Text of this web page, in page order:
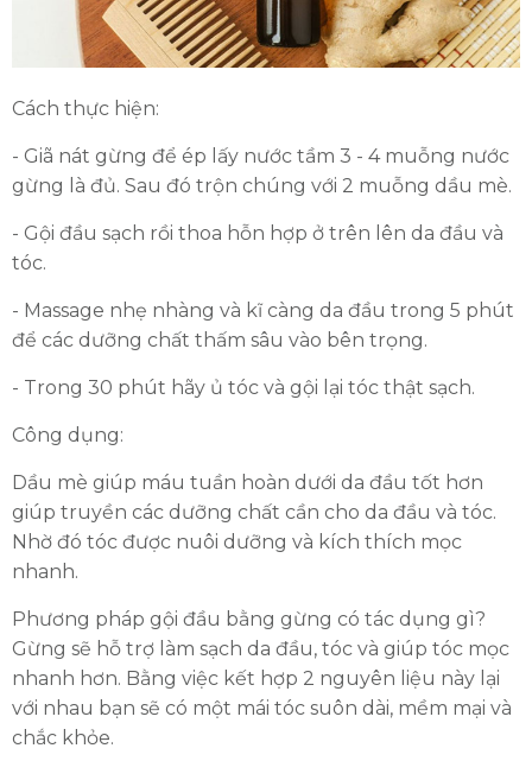
Cách thực hiện:
- Giã nát gừng để ép lấy nước tầm 3 - 4 muỗng nước
gừng là đủ. Sau đó trộn chúng với 2 muỗng dầu mè.
- Gội đầu sạch rồi thoa hỗn hợp ở trên lên da đầu và
tóc.
- Massage nhẹ nhàng và kĩ càng da đầu trong 5 phút
để các dưỡng chất thấm sâu vào bên trọng.
- Trong 30 phút hãy ủ tóc và gội lại tóc thật sạch.
Công dụng:
Dầu mè giúp máu tuần hoàn dưới da đầu tốt hơn
giúp truyền các dưỡng chất cần cho da đầu và tóc.
Nhờ đó tóc được nuôi dưỡng và kích thích mọc
nhanh.
Phương pháp gội đầu bằng gừng có tác dụng gì?
Gừng sẽ hỗ trợ làm sạch da đầu, tóc và giúp tóc mọc
nhanh hơn. Bằng việc kết hợp 2 nguyên liệu này lại
với nhau bạn sẽ có một mái tóc suôn dài, mềm mại và
chắc khỏe.